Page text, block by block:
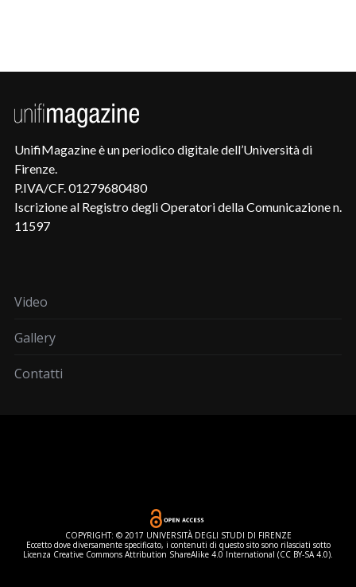
UnifiMagazine è un periodico digitale dell’Università di
Firenze.
P.IVA/CF. 01279680480
Iscrizione al Registro degli Operatori della Comunicazione n.
11597
Video
Gallery
Contatti
COPYRIGHT: © 2017 UNIVERSITÀ DEGLI STUDI DI FIRENZE
Eccetto dove diversamente specificato, i contenuti di questo sito sono rilasciati sotto
Licenza Creative Commons Attribution ShareAlike 4.0 International (CC BY-SA 4.0).